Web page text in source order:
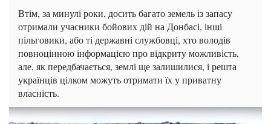
Втім, за минулі роки, досить багато земель із запасу
отримали учасники бойових дій на Донбасі, інші
пільговики, або ті державні службовці, хто володів
повноцінною інформацією про відкриту можливість,
але, як передбачається, землі ще залишилися, і решта
українців цілком можуть отримати їх у приватну
власність.